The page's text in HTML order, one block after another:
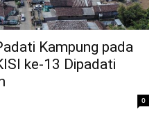
Kampung pada
ke-13 Dipadati
0